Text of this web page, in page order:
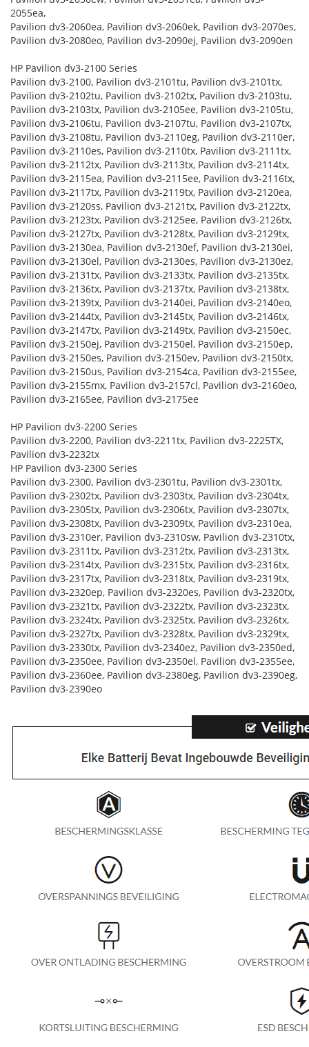
2055ea,
Pavilion dv3-2060ea, Pavilion dv3-2060ek, Pavilion dv3-2070es,
Pavilion dv3-2080eo, Pavilion dv3-2090ej, Pavilion dv3-2090en
HP Pavilion dv3-2100 Series
Pavilion dv3-2100, Pavilion dv3-2101tu, Pavilion dv3-2101tx,
Pavilion dv3-2102tu, Pavilion dv3-2102tx, Pavilion dv3-2103tu,
Pavilion dv3-2103tx, Pavilion dv3-2105ee, Pavilion dv3-2105tu,
Pavilion dv3-2106tu, Pavilion dv3-2107tu, Pavilion dv3-2107tx,
Pavilion dv3-2108tu, Pavilion dv3-2110eg, Pavilion dv3-2110er,
Pavilion dv3-2110es, Pavilion dv3-2110tx, Pavilion dv3-2111tx,
Pavilion dv3-2112tx, Pavilion dv3-2113tx, Pavilion dv3-2114tx,
Pavilion dv3-2115ea, Pavilion dv3-2115ee, Pavilion dv3-2116tx,
Pavilion dv3-2117tx, Pavilion dv3-2119tx, Pavilion dv3-2120ea,
Pavilion dv3-2120ss, Pavilion dv3-2121tx, Pavilion dv3-2122tx,
Pavilion dv3-2123tx, Pavilion dv3-2125ee, Pavilion dv3-2126tx,
Pavilion dv3-2127tx, Pavilion dv3-2128tx, Pavilion dv3-2129tx,
Pavilion dv3-2130ea, Pavilion dv3-2130ef, Pavilion dv3-2130ei,
Pavilion dv3-2130el, Pavilion dv3-2130es, Pavilion dv3-2130ez,
Pavilion dv3-2131tx, Pavilion dv3-2133tx, Pavilion dv3-2135tx,
Pavilion dv3-2136tx, Pavilion dv3-2137tx, Pavilion dv3-2138tx,
Pavilion dv3-2139tx, Pavilion dv3-2140ei, Pavilion dv3-2140eo,
Pavilion dv3-2144tx, Pavilion dv3-2145tx, Pavilion dv3-2146tx,
Pavilion dv3-2147tx, Pavilion dv3-2149tx, Pavilion dv3-2150ec,
Pavilion dv3-2150ej, Pavilion dv3-2150el, Pavilion dv3-2150ep,
Pavilion dv3-2150es, Pavilion dv3-2150ev, Pavilion dv3-2150tx,
Pavilion dv3-2150us, Pavilion dv3-2154ca, Pavilion dv3-2155ee,
Pavilion dv3-2155mx, Pavilion dv3-2157cl, Pavilion dv3-2160eo,
Pavilion dv3-2165ee, Pavilion dv3-2175ee
HP Pavilion dv3-2200 Series
Pavilion dv3-2200, Pavilion dv3-2211tx, Pavilion dv3-2225TX,
Pavilion dv3-2232tx
HP Pavilion dv3-2300 Series
Pavilion dv3-2300, Pavilion dv3-2301tu, Pavilion dv3-2301tx,
Pavilion dv3-2302tx, Pavilion dv3-2303tx, Pavilion dv3-2304tx,
Pavilion dv3-2305tx, Pavilion dv3-2306tx, Pavilion dv3-2307tx,
Pavilion dv3-2308tx, Pavilion dv3-2309tx, Pavilion dv3-2310ea,
Pavilion dv3-2310er, Pavilion dv3-2310sw, Pavilion dv3-2310tx,
Pavilion dv3-2311tx, Pavilion dv3-2312tx, Pavilion dv3-2313tx,
Pavilion dv3-2314tx, Pavilion dv3-2315tx, Pavilion dv3-2316tx,
Pavilion dv3-2317tx, Pavilion dv3-2318tx, Pavilion dv3-2319tx,
Pavilion dv3-2320ep, Pavilion dv3-2320es, Pavilion dv3-2320tx,
Pavilion dv3-2321tx, Pavilion dv3-2322tx, Pavilion dv3-2323tx,
Pavilion dv3-2324tx, Pavilion dv3-2325tx, Pavilion dv3-2326tx,
Pavilion dv3-2327tx, Pavilion dv3-2328tx, Pavilion dv3-2329tx,
Pavilion dv3-2330tx, Pavilion dv3-2340ez, Pavilion dv3-2350ed,
Pavilion dv3-2350ee, Pavilion dv3-2350el, Pavilion dv3-2355ee,
Pavilion dv3-2360ee, Pavilion dv3-2380eg, Pavilion dv3-2390eg,
Pavilion dv3-2390eo